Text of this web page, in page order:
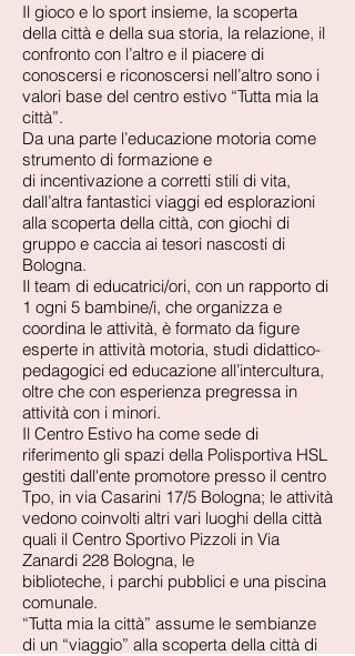
Il gioco e lo sport insieme, la scoperta
della città e della sua storia, la relazione, il
confronto con l’altro e il piacere di
conoscersi e riconoscersi nell’altro sono i
valori base del centro estivo “Tutta mia la
città”.
Da una parte l’educazione motoria come
strumento di formazione e
di incentivazione a corretti stili di vita,
dall’altra fantastici viaggi ed esplorazioni
alla scoperta della città, con giochi di
gruppo e caccia ai tesori nascosti di
Bologna.
Il team di educatrici/ori, con un rapporto di
1 ogni 5 bambine/i, che organizza e
coordina le attività, è formato da figure
esperte in attività motoria, studi didattico-
pedagogici ed educazione all’intercultura,
oltre che con esperienza pregressa in
attività con i minori.
Il Centro Estivo ha come sede di
riferimento gli spazi della Polisportiva HSL
gestiti dall'ente promotore presso il centro
Tpo, in via Casarini 17/5 Bologna; le attività
vedono coinvolti altri vari luoghi della città
quali il Centro Sportivo Pizzoli in Via
Zanardi 228 Bologna, le
biblioteche, i parchi pubblici e una piscina
comunale.
“Tutta mia la città” assume le sembianze
di un “viaggio” alla scoperta della città di